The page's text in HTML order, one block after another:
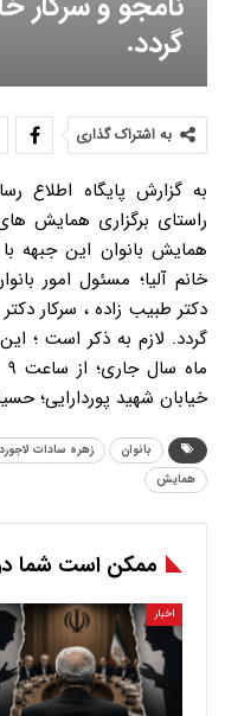
گردد.
به اشتراک گذاری
به گزارش پایگاه اطلاع
راستای برگزاری همایش
همایش بانوان این جبهه
خانم آلیا؛ مسئول امور
دکتر طبیب زاده ، سرکار
گردد. لازم به ذکر است ؛
خیابان شهید پوردارایی؛
بانوان زهره سادات
همایش
ممکن است شما
اخبار